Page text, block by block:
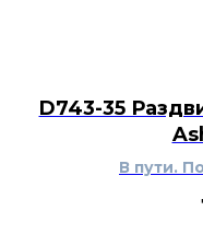
D743-35
В пути.